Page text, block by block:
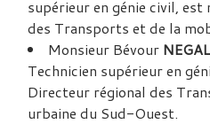
supérieur en génie civil,
des Transports et de la
Monsieur Bévour
Technicien supérieur en
Directeur régional des
urbaine du Sud-Ouest.